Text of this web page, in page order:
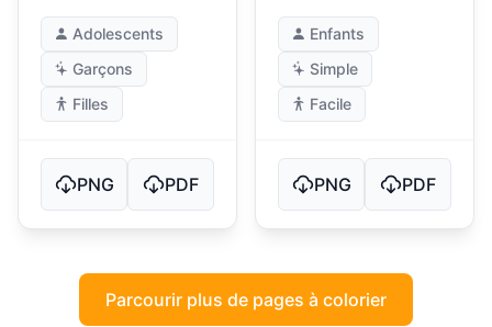
Adolescents
Garçons
Filles
PNG PDF
Enfants
Simple
Facile
PNG PDF
Parcourir plus de pages à colorier